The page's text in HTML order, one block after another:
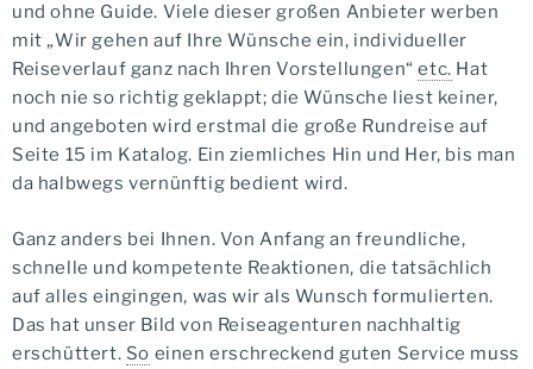
und ohne Guide. Viele dieser großen Anbieter werben
mit „Wir gehen auf Ihre Wünsche ein, individueller
Reiseverlauf ganz nach Ihren Vorstellungen“etc. Hat
noch nie so richtig geklappt; die Wünsche liest keiner,
und angeboten wird erstmal die große Rundreise auf
Seite 15 im Katalog. Ein ziemliches Hin und Her, bis man
da halbwegs vernünftig bedient wird.
Ganz anders bei Ihnen. Von Anfang an freundliche,
schnelle und kompetente Reaktionen, die tatsächlich
auf alles eingingen, was wir als Wunsch formulierten.
Das hat unser Bild von Reiseagenturen nachhaltig
erschüttert. So einen erschreckend guten Service muss